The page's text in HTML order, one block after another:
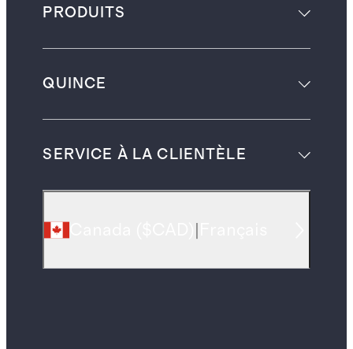
PRODUITS
QUINCE
SERVICE À LA CLIENTÈLE